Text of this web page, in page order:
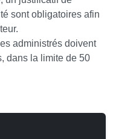
sont obligatoires afin
administrés doivent
dans la limite de 50